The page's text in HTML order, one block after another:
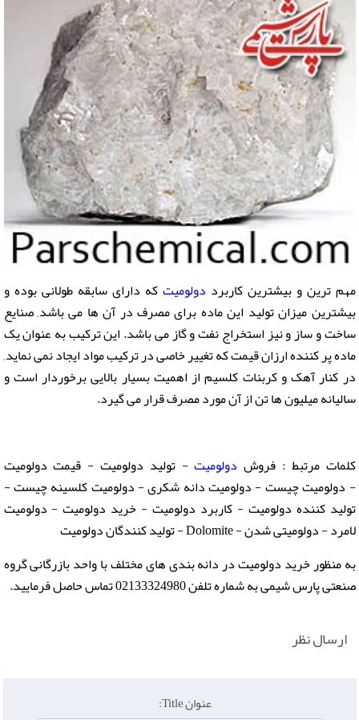
مهم ترین و بیشترین کاربرد دولومیتکه دارای سابقه طولانی بوده و
بیشترین میزان تولید این ماده برای مصرف در آن ها می باشد, صنایع
ساخت و ساز و نیز استخراج نفت و گاز می باشد. این ترکیب به عنوان یک
ماده پر کننده ارزان قیمت که تغییر خاصی در ترکیب مواد ایجاد نمی نماید,
در کنار آهک و کربنات کلسیم از اهمیت بسیار بالایی برخوردار است و
سالیانه میلیون ها تن از آن مورد مصرف قرار می گیرد.
کلمات مرتبط : فروش دولومیت- تولید دولومیت - قیمت دولومیت
- دولومیت چیست - دولومیت دانه شکری - دولومیت کلسینه چیست -
تولید کننده دولومیت - کاربرد دولومیت - خرید دولومیت - دولومیت
لامرد - دولومیتی شدن - Dolomite - تولید کنندگان دولومیت
به منظور خرید دولومیت در دانه بندی های مختلف با واحد بازرگانی گروه
صنعتی پارس شیمی به شماره تلفن 02133324980 تماس حاصل فرمایید.
ارسال نظر
عنوان Title: